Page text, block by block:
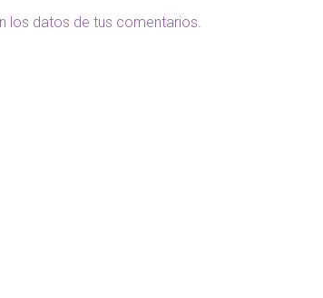
los datos de tus comentarios